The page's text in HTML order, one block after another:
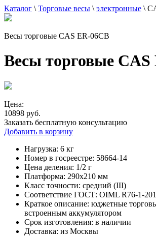
Каталог \ Торговые весы \ электронные \
Весы торговые CAS ER-06СВ
Весы торговые
Цена:
10898 руб.
Заказать бесплатную консультацию
Добавить в корзину
Нагрузка: 6 кг
Номер в госреестре: 58664-14
Цена деления: 1/2 г
Платформа: 290х210 мм
Класс точности: средний (III)
Соответствие ГОСТ: OIML R76-1-
Краткое описание: юджетные
встроенным аккумулятором
Срок изготовления: в наличии
Доставка: из Москвы